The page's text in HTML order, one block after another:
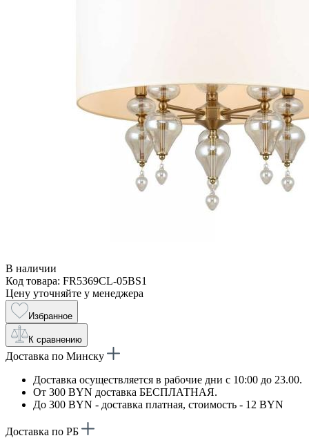
В наличии
Код товара: FR5369CL-05BS1
Цену уточняйте у менеджера
Избранное
К сравнению
Доставка по Минску
Доставка осуществляется в рабочие дни с 10:00 до 23.00.
От 300 BYN доставка БЕСПЛАТНАЯ.
До 300 BYN - доставка платная, стоимость - 12 BYN
Доставка по РБ